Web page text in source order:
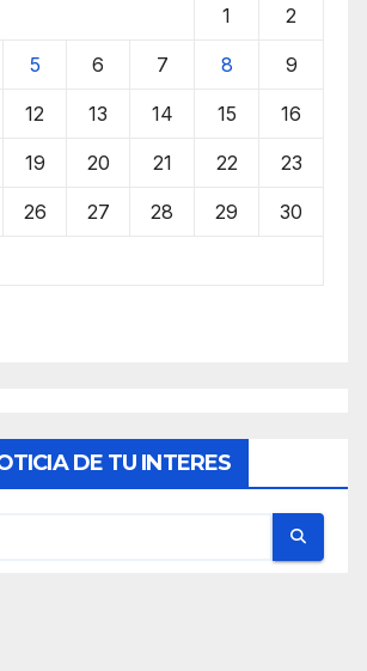
1 2
5 6 7 8 9
12 13 14 15 16
19 20 21 22 23
26 27 28 29 30
DE TU INTERES